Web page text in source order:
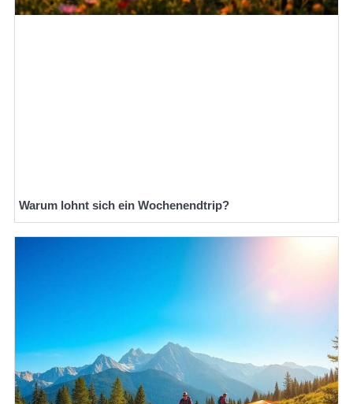
Warum lohnt sich ein Wochenendtrip?